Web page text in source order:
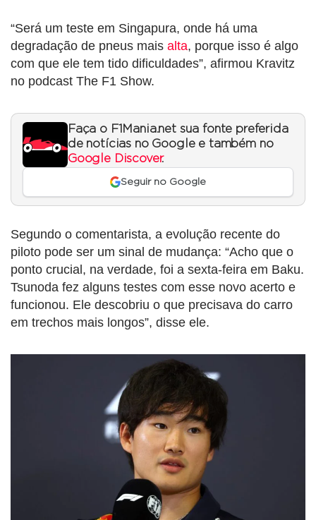
“Será um teste em Singapura, onde há uma
degradação de pneus mais alta, porque isso é algo
com que ele tem tido dificuldades”, afirmou Kravitz
no podcast The F1 Show.
Faça o F1Mania.net sua fonte preferida
de notícias no Google e também no
Google Discover.
Seguir no Google
Segundo o comentarista, a evolução recente do
piloto pode ser um sinal de mudança: “Acho que o
ponto crucial, na verdade, foi a sexta-feira em Baku.
Tsunoda fez alguns testes com esse novo acerto e
funcionou. Ele descobriu o que precisava do carro
em trechos mais longos”, disse ele.